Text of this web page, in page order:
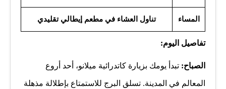
تناول العشاء في مطعم إيطالي تقليدي المساء
تفاصيل اليوم:
الصباح: تبدأ يومك بزيارة كاتدرائية ميلانو، أحد أروع
المعالم في المدينة. تسلق البرج للاستمتاع بإطلالة مذهلة